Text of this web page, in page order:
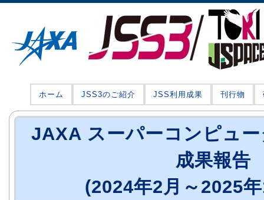
ホーム JSS3のご紹介 JSS利用成果 刊行物
JAXA スーパーコンピュ
成果報告
(2024年2月～2025